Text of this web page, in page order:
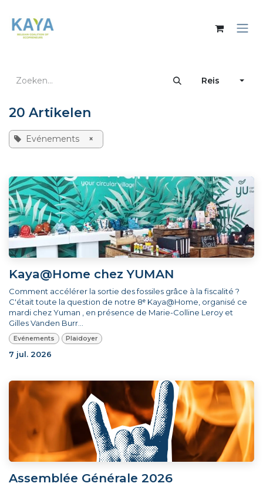
Reis
20 Artikelen
Evénements ×
Kaya@Home chez YUMAN
Comment accélérer la sortie des fossiles grâce à la fiscalité ?
C'était toute la question de notre 8ᵉ Kaya@Home, organisé ce
mardi chez Yuman , en présence de Marie-Colline Leroy et
Gilles Vanden Burr...
Evénements Plaidoyer
7 jul. 2026
Assemblée Générale 2026